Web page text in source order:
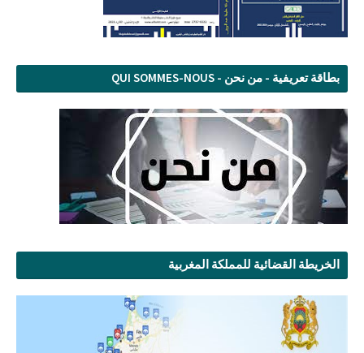
بطاقة تعريفية - من نحن - QUI SOMMES-NOUS
الخريطة القضائية للمملكة المغربية